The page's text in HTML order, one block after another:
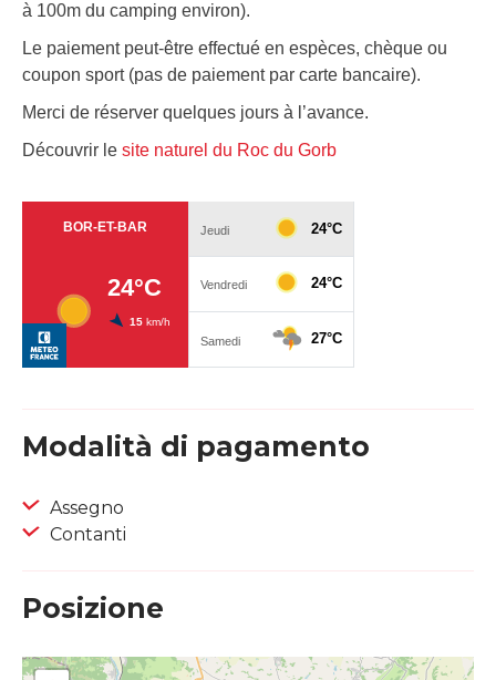
à 100m du camping environ).
Le paiement peut-être effectué en espèces, chèque ou
coupon sport (pas de paiement par carte bancaire).
Merci de réserver quelques jours à l’avance.
Découvrir le site naturel du Roc du Gorb
Modalità di pagamento
Assegno
Contanti
Posizione